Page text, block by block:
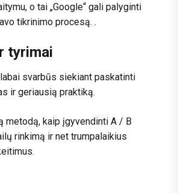
o tai „Google“ gali palyginti
tikrinimo procesą. .
tyrimai
svarbūs siekiant paskatinti
ir geriausią praktiką.
metodą, kaip įgyvendinti A / B
rinkimą ir net trumpalaikius